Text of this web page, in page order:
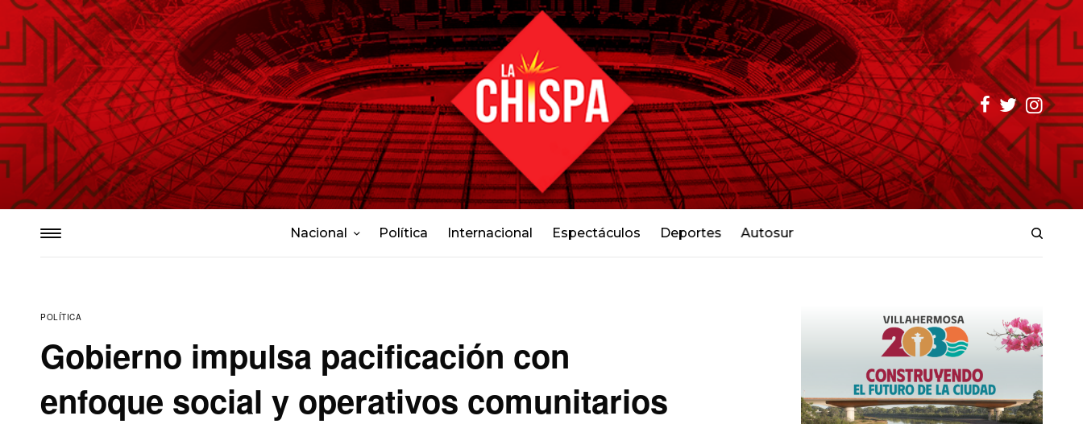
Nacional Política Internacional Espectáculos Deportes Autosur
POLÍTICA
Gobierno impulsa pacificación con
enfoque social y operativos comunitarios